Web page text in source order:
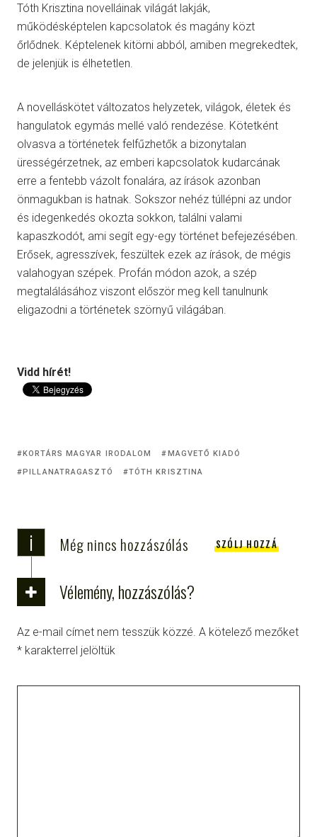
Tóth Krisztina novelláinak világát lakják,
működésképtelen kapcsolatok és magány közt
őrlődnek. Képtelenek kitörni abból, amiben megrekedtek,
de jelenjük is élhetetlen.
A novelláskötet változatos helyzetek, világok, életek és
hangulatok egymás mellé való rendezése. Kötetként
olvasva a történetek felfűzhetők a bizonytalan
ürességérzetnek, az emberi kapcsolatok kudarcának
erre a fentebb vázolt fonalára, az írások azonban
önmagukban is hatnak. Sokszor nehéz túllépni az undor
és idegenkedés okozta sokkon, találni valami
kapaszkodót, ami segít egy-egy történet befejezésében.
Erősek, agresszívek, feszültek ezek az írások, de mégis
valahogyan szépek. Profán módon azok, a szép
megtalálásához viszont először meg kell tanulnunk
eligazodni a történetek szörnyű világában.
Vidd hírét!
KORTÁRS MAGYAR IRODALOM
MAGVETŐ KIADÓ
PILLANATRAGASZTÓ
TÓTH KRISZTINA
i Még nincs hozzászólás SZÓLJ HOZZÁ
Vélemény, hozzászólás?
Az e-mail címet nem tesszük közzé. A kötelező mezőket
* karakterrel jelöltük